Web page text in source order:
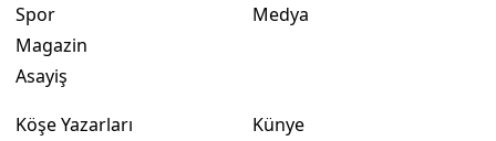
Spor
Magazin
Asayiş
Medya
Köşe Yazarları
Künye